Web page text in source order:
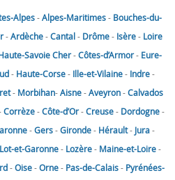
Alpes-Alpes-Maritimes- Bouches-du-
-Ardèche-Cantal- Drôme- Isère- Loire
SavoieCher-Côtes-d’Armor- Eure-
- Haute-Corse- Ille-et-Vilaine- Indre-
- Morbihan-Aisne-Aveyron-Calvados
Corrèze-Côte-d’Or-Creuse- Dordogne-
-Gers-Gironde- Hérault- Jura-
Lot-et-Garonne- Lozère- Maine-et-Loire-
-Oise-Orne- Pas-de-Calais- Pyrénées-